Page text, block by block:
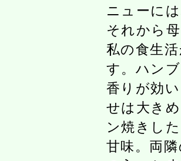
ニューに
それから
私の食生
す。ハン
香りが効
せは大き
ン焼きし
甘味。両